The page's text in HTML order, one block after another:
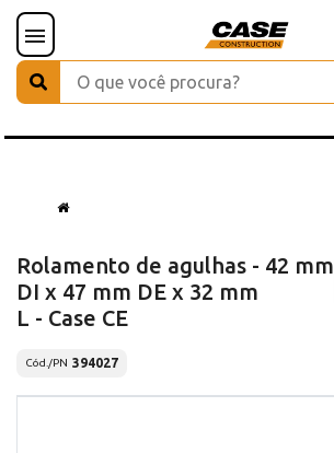
Rolamento de agulhas - 42 mm
DI x 47 mm DE x 32 mm
L - Case CE
Cód./PN 394027